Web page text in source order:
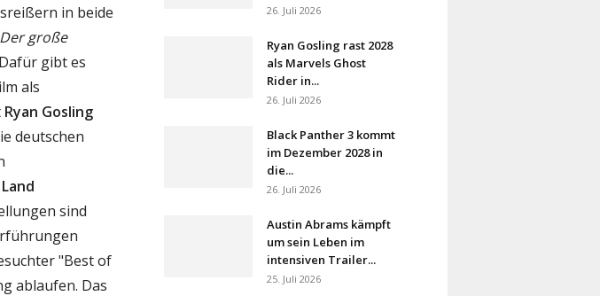
in beide
Der große
gibt es
als
Ryan Gosling
deutschen
sind
"Best of
ablaufen. Das
26. Juli 2026
Ryan Gosling rast 2028
als Marvels Ghost
Rider in...
26. Juli 2026
Black Panther 3 kommt
im Dezember 2028 in
die...
26. Juli 2026
Austin Abrams kämpft
um sein Leben im
intensiven Trailer...
25. Juli 2026